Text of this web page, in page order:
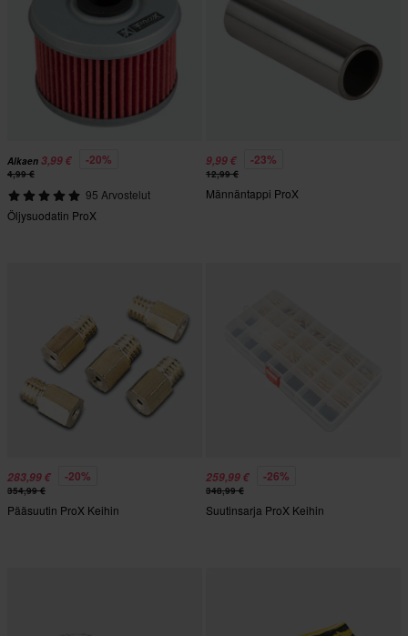
Alkaen 3,99 € -20%
4,99 €
95 Arvostelut
Öljysuodatin ProX
9,99 € -23%
12,99 €
Männäntappi ProX
283,99 € -20%
354,99 €
Pääsuutin ProX Keihin
259,99 € -26%
348,99 €
Suutinsarja ProX Keihin